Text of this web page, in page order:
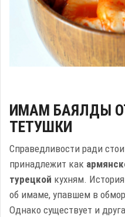
ИМАМ БАЯЛДЫ
ТЕТУШКИ
Справедливости ради
принадлежит как
турецкой кухням.
об имаме, упавшем в
Однако существует и